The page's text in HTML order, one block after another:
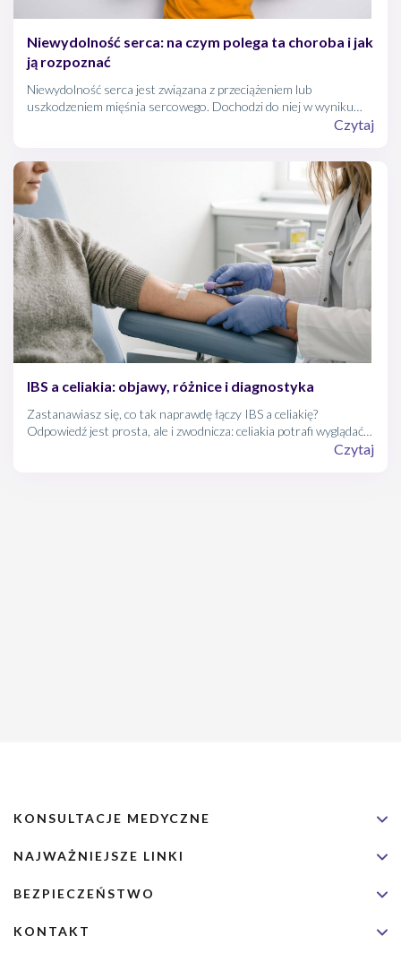
Niewydolność serca: na czym polega ta choroba i jak
ją rozpoznać
Niewydolność serca jest związana z przeciążeniem lub
uszkodzeniem mięśnia sercowego. Dochodzi do niej w wyniku
rozwoju chorób układu krążenia, które powodują, że serce
występowanie może zagrażać życiu lub zdrowiu?
Czytaj
IBS a celiakia: objawy, różnice i diagnostyka
Zastanawiasz się, co tak naprawdę łączy IBS a celiakię?
Odpowiedź jest prosta, ale i zwodnicza: celiakia potrafi wyglądać
dokładnie tak samo jak zespół jelita drażliwego (IBS). Z tegoCzytaj
KONSULTACJE MEDYCZNE
NAJWAŻNIEJSZE LINKI
BEZPIECZEŃSTWO
KONTAKT